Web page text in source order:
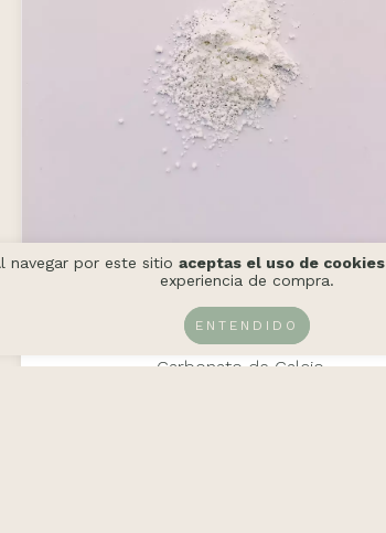
navegar por este sitioaceptas el uso de cookies
experiencia de compra.
ENTENDIDO
Carbonato de Calcio